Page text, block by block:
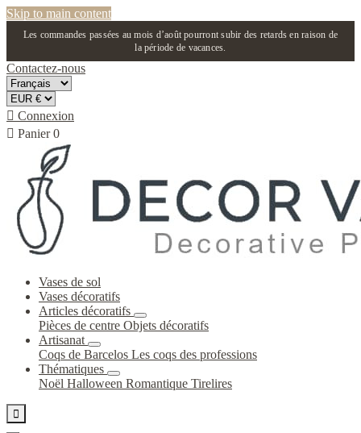
Skip to main content
Les commandes passées au mois d’août pourront subir des retards en raison de
la période de vacances.
Contactez-nous
 Connexion
 Panier 0
Vases de sol
Vases décoratifs
Articles décoratifs
Pièces de centre Objets décoratifs
Artisanat
Coqs de Barcelos Les coqs des professions
Thématiques
Noël Halloween Romantique Tirelires
